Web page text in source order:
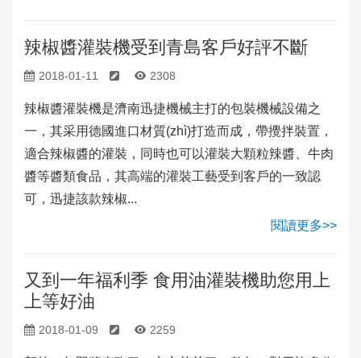
辣椒醬灌裝機受到青島客戶好評不斷
2018-01-11 2308
辣椒醬灌裝機是濟南迅捷機械主打的包裝機械設備之
一，其采用德國進口材質(zhì)打造而成，帶攪拌裝置，
適合辣椒醬的灌裝，同時也可以灌裝大顆粒辣醬、牛肉
醬等醬類食品，其高端的灌裝工藝受到客戶的一致認
可，迅捷該款辣椒...
閱讀更多>>
又到一年福利季 食用油灌裝機助您用上
上等好油
2018-01-09 2259